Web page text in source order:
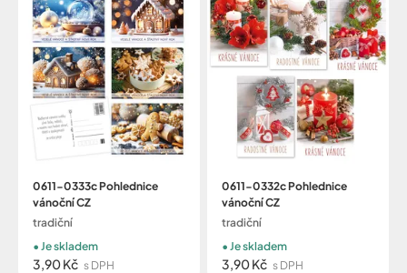
0611-0333c Pohlednice
vánoční CZ
tradiční
3,90 Kč s DPH
Je skladem
0611-0332c Pohlednice
vánoční CZ
tradiční
3,90 Kč s DPH
Je skladem